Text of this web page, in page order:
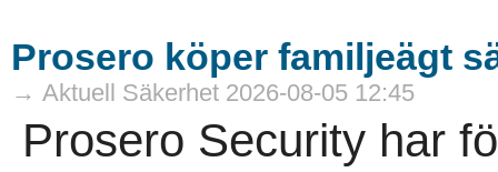
Prosero köper familjeägt
→ Aktuell Säkerhet 2026-08-05 12:45
Prosero Security har